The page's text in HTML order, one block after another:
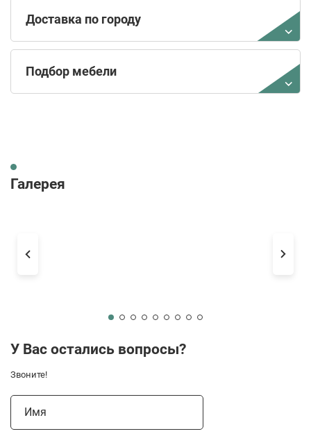
Доставка по городу
Подбор мебели
Галерея
У Вас остались вопросы?
Звоните!
Имя